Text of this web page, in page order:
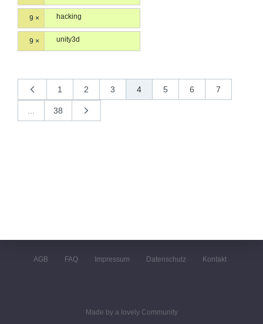
9 × hacking
9 × unity3d
1 2 3 4 5 6 7
38
AGB FAQ Impressum Datenschutz Kontakt
Made by a lovely Community